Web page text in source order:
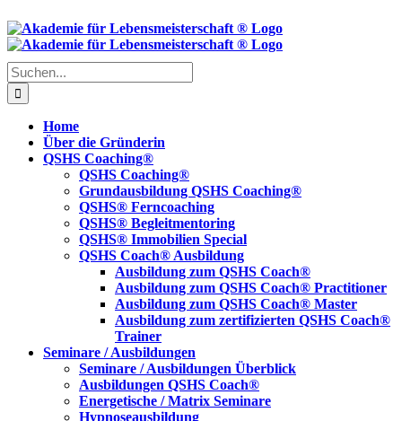
to
content
Suche
nach:
Home
Über die Gründerin
QSHS Coaching®
QSHS Coaching®
Grundausbildung QSHS Coaching®
QSHS® Ferncoaching
QSHS® Begleitmentoring
QSHS® Immobilien Special
QSHS Coach® Ausbildung
Ausbildung zum QSHS Coach®
Ausbildung zum QSHS Coach® Practitioner
Ausbildung zum QSHS Coach® Master
Ausbildung zum zertifizierten QSHS Coach®
Trainer
Seminare / Ausbildungen
Seminare / Ausbildungen Überblick
Ausbildungen QSHS Coach®
Energetische / Matrix Seminare
Hypnoseausbildung